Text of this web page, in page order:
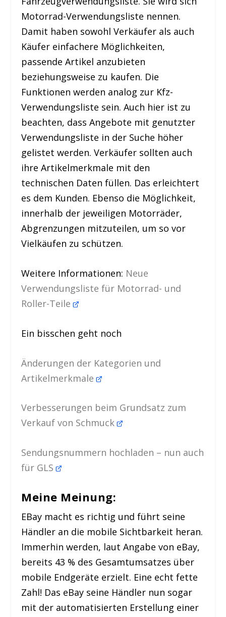
Motorrad-Verwendungsliste nennen.
Damit haben sowohl Verkäufer als auch
Käufer einfachere Möglichkeiten,
passende Artikel anzubieten
beziehungsweise zu kaufen. Die
Funktionen werden analog zur Kfz-
Verwendungsliste sein. Auch hier ist zu
beachten, dass Angebote mit genutzter
Verwendungsliste in der Suche höher
gelistet werden. Verkäufer sollten auch
ihre Artikelmerkmale mit den
technischen Daten füllen. Das erleichtert
es dem Kunden. Ebenso die Möglichkeit,
innerhalb der jeweiligen Motorräder,
Abgrenzungen mitzuteilen, um so vor
Vielkäufen zu schützen.
Weitere Informationen: Neue
Verwendungsliste für Motorrad- und
Roller-Teile
Ein bisschen geht noch
Änderungen der Kategorien und
Artikelmerkmale
Verbesserungen beim Grundsatz zum
Verkauf von Schmuck
Sendungsnummern hochladen – nun auch
für GLS
Meine Meinung:
EBay macht es richtig und führt seine
Händler an die mobile Sichtbarkeit heran.
Immerhin werden, laut Angabe von eBay,
bereits 43 % des Gesamtumsatzes über
mobile Endgeräte erzielt. Eine echt fette
Zahl! Das eBay seine Händler nun sogar
mit der automatisierten Erstellung einer